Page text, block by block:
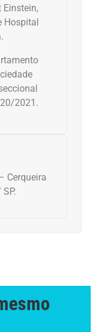
Einstein,
Hospital
2021.
Cerqueira